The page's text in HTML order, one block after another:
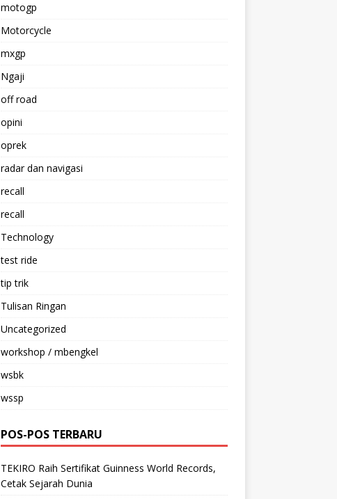
motogp
Motorcycle
mxgp
Ngaji
off road
opini
oprek
radar dan navigasi
recall
recall
Technology
test ride
tip trik
Tulisan Ringan
Uncategorized
workshop / mbengkel
wsbk
wssp
POS-POS TERBARU
TEKIRO Raih Sertifikat Guinness World Records,
Cetak Sejarah Dunia